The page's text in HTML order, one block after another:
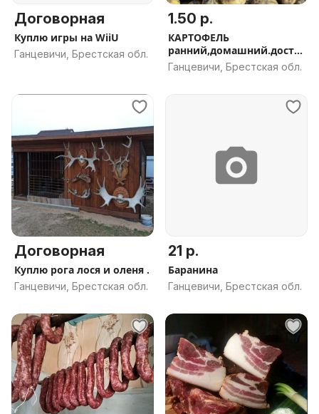
Договорная
Куплю игры на WiiU
Ганцевичи, Брестская обл.
1.50 р.
КАРТОФЕЛЬ
ранний,домашний.доста
вка
Ганцевичи, Брестская обл.
Договорная
Куплю рога лося и оленя .
Ганцевичи, Брестская обл.
21 р.
Баранина
Ганцевичи, Брестская обл.